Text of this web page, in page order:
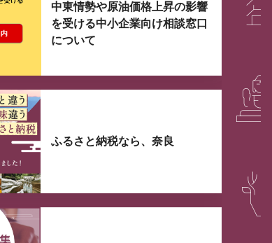
中東情勢や原油価格上昇の影響
を受ける中小企業向け相談窓口
について
ふるさと納税なら、奈良